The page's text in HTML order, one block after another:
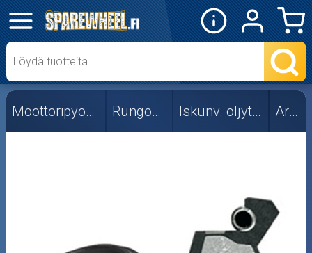
✕
Mopon osat
Skootterin osat
Crossipyörän osat
Mopoauton osat
Moottoripyörän osat Rungon osat Iskunv. öljytiivisteet Ariete